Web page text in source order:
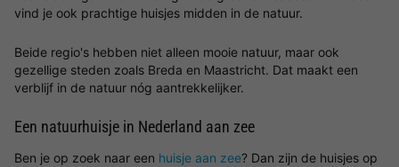
vind je ook prachtige huisjes midden in de natuur.
Beide regio's hebben niet alleen mooie natuur, maar ook
gezellige steden zoals Breda en Maastricht. Dat maakt een
verblijf in de natuur nóg aantrekkelijker.
Een natuurhuisje in Nederland aan zee
Ben je op zoek naar een huisje aan zee? Dan zijn de huisjes op